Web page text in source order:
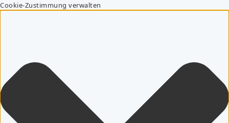
Cookie-Zustimmung verwalten